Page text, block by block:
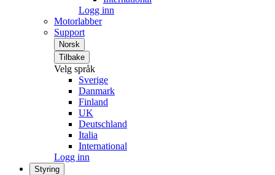
Logg inn
Motorlabber
Support
Norsk
Tilbake
Velg språk
Sverige
Danmark
Finland
UK
Deutschland
Italia
International
Logg inn
Styring